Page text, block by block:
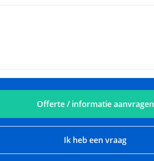
Offerte / informatie aanvragen
Ik heb een vraag